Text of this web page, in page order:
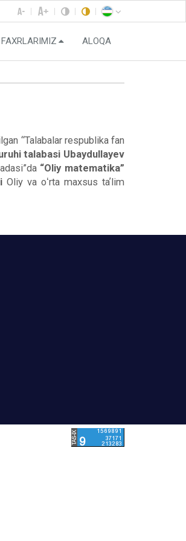
FAXRLARIMIZ ALOQA
“Talabalar respublika fan
talabasi Ubaydullayev
“Oliy matematika”
Oliy va oʻrta maxsus taʼlim